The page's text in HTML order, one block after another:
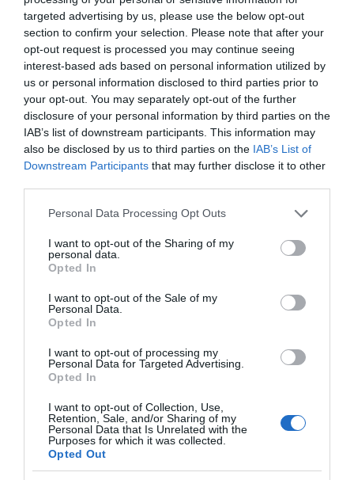
targeted advertising by us, please use the below opt-out
section to confirm your selection. Please note that after your
opt-out request is processed you may continue seeing
interest-based ads based on personal information utilized by
us or personal information disclosed to third parties prior to
your opt-out. You may separately opt-out of the further
disclosure of your personal information by third parties on the
IAB’s list of downstream participants. This information may
also be disclosed by us to third parties on the IAB’s List of
Downstream Participants that may further disclose it to other
Please note that this website/app uses one or more Google
not limited to your visit or usage behaviour. You may click to
grant or deny consent to Google and its third-party tags to
use your data for below specified purposes in below Google
consent section.
Personal Data Processing Opt Outs
I want to opt-out of the Sharing of my
personal data.
Opted In
I want to opt-out of the Sale of my
Personal Data.
Opted In
I want to opt-out of processing my
Personal Data for Targeted Advertising.
Opted In
I want to opt-out of Collection, Use,
Retention, Sale, and/or Sharing of my
Personal Data that Is Unrelated with the
Purposes for which it was collected.
Opted Out
ΕΙΠΕΣ – ΦΕΡΡΗΣ ΘΟΔΩΡΗΣ